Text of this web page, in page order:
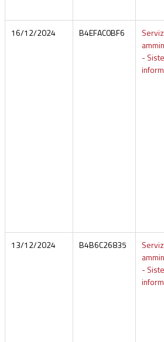
16/12/2024
B4EFAC0BF6
-
13/12/2024 B4B6C26835
-